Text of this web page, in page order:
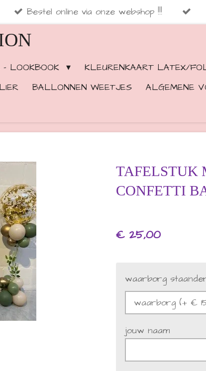
Bestel online via onze webshop !!!
- LOOKBOOK
KLEURENKAART LATEX/
BALLONNEN WEETJES ALGEMENE
TAFELSTUK
CONFETTI
€ 25,00
waarborg
jouw naam